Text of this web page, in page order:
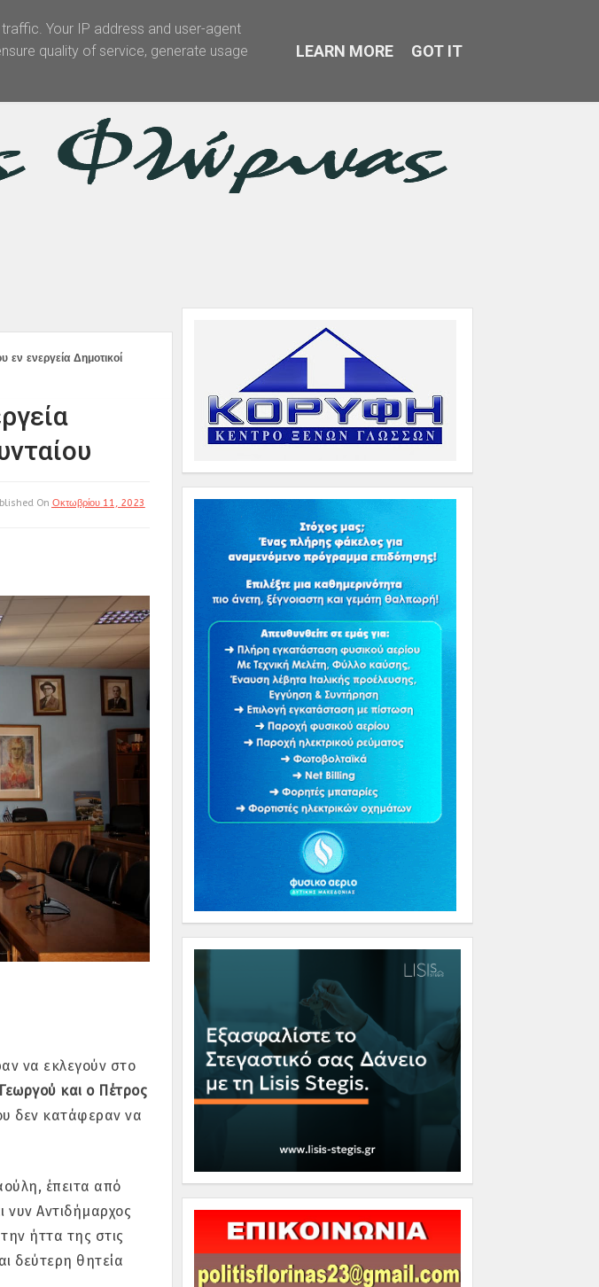
Πολιτισμός Επικοινωνία
εν ενεργεία Δημοτικοί
On Οκτωβρίου 11, 2023
να εκλεγούν στο
και ο Πέτρος
δεν κατάφεραν να
έπειτα από
νυν Αντιδήμαρχος
ήττα της στις
δεύτερη θητεία
Your IP address and user-agent
quality of service, generate usage
LEARN MORE GOT IT